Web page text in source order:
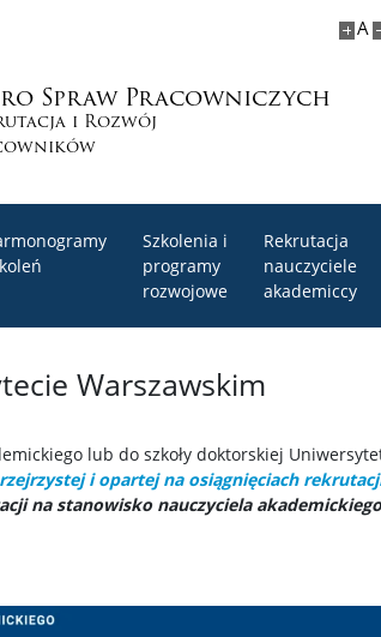
A
Spraw Pracowniczych
i Rozwój
Szkolenia i
programy
rozwojowe
Rekrutacja
nauczyciele
akademiccy
Warszawskim
lub do szkoły doktorskiej
i opartej na osiągnięciach
na stanowisko nauczyciela akademickiego